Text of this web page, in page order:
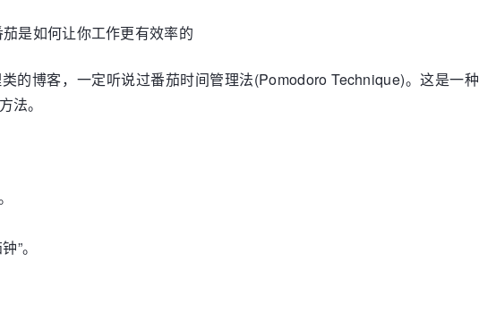
是如何让你工作更有效率的
的博客，一定听说过番茄时间管理法(Pomodoro Technique)。这是一种
法。
”。